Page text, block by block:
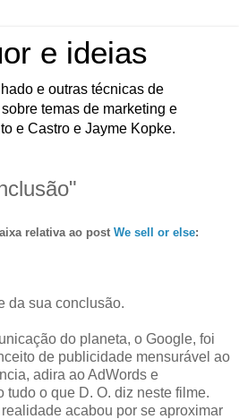
e ideias
e outras técnicas de
temas de marketing e
e Castro e Jayme Kopke.
relativa ao post We sell or else:
da sua conclusão.
do planeta, o Google, foi
de publicidade mensurável ao
adira ao AdWords e
tudo o que D. O. diz neste filme.
acabou por se aproximar